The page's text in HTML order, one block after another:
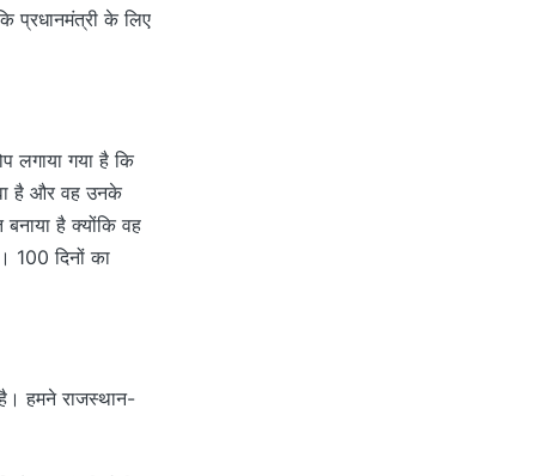
प्रधानमंत्री के लिए
लगाया गया है कि
है और वह उनके
है क्योंकि वह
100 दिनों का
हमने राजस्थान-